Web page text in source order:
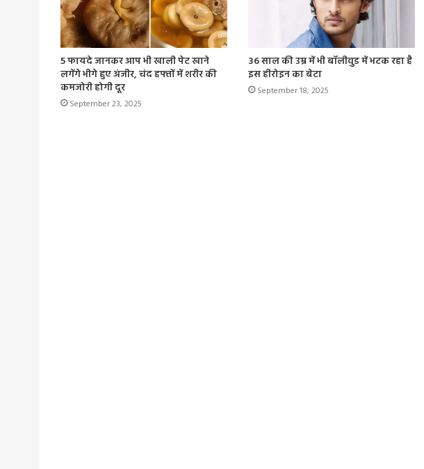
5 फायदे जानकर आप भी खाली पेट खाने
लगेंगे भीगे हुए अंजीर, चंद हफ्तों में शरीर की
कमजोरी होगी दूर
September 23, 2025
36 साल की उम्र में भी बॉलीवुड में भटक रहा है
इस हीरोइन का बेटा
September 18, 2025